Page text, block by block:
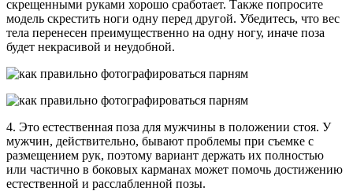
скрещенными руками хорошо сработает. Также попросите
модель скрестить ноги одну перед другой. Убедитесь, что вес
тела перенесен преимущественно на одну ногу, иначе поза
будет некрасивой и неудобной.
4. Это естественная поза для мужчины в положении стоя. У
мужчин, действительно, бывают проблемы при съемке с
размещением рук, поэтому вариант держать их полностью
или частично в боковых карманах может помочь достижению
естественной и расслабленной позы.